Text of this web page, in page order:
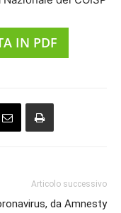
IN PDF
Articolo successivo
da Amnesty